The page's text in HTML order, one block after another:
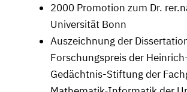
2000 Promotion zum Dr.
Universität Bonn
Auszeichnung der
Forschungspreis der
Gedächtnis-Stiftung der